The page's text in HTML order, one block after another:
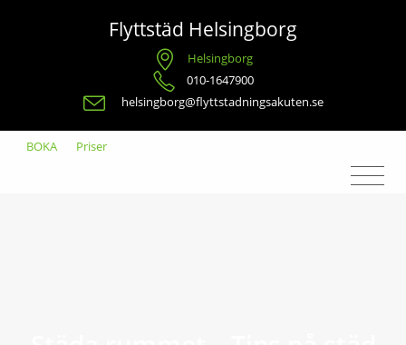
Flyttstäd Helsingborg
Helsingborg
010-1647900
helsingborg@flyttstadningsakuten.se
BOKA Priser